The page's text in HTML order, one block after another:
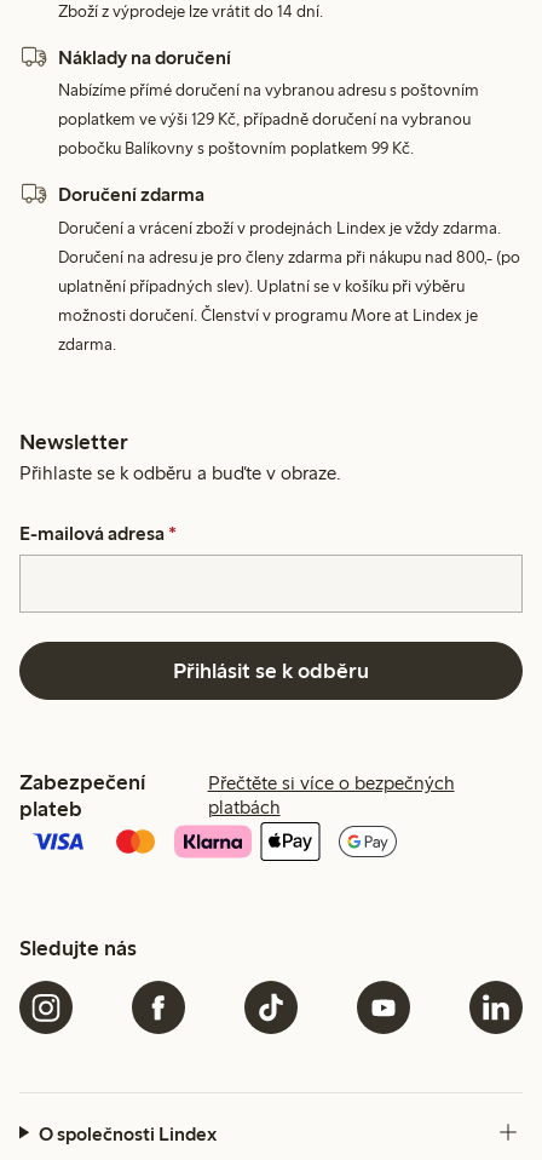
Zboží z výprodeje lze vrátit do 14 dní.
Náklady na doručení
Nabízíme přímé doručení na vybranou adresu s poštovním
poplatkem ve výši 129 Kč, případně doručení na vybranou
pobočku Balíkovny s poštovním poplatkem 99 Kč.
Doručení zdarma
Doručení a vrácení zboží v prodejnách Lindex je vždy zdarma.
Doručení na adresu je pro členy zdarma při nákupu nad 800,- (po
uplatnění případných slev). Uplatní se v košíku při výběru
možnosti doručení. Členství v programu More at Lindex je
zdarma.
Newsletter
Přihlaste se k odběru a buďte v obraze.
E-mailová adresa *
Přihlásit se k odběru
Zabezpečení
plateb
Přečtěte si více o bezpečných
platbách
Sledujte nás
O společnosti Lindex